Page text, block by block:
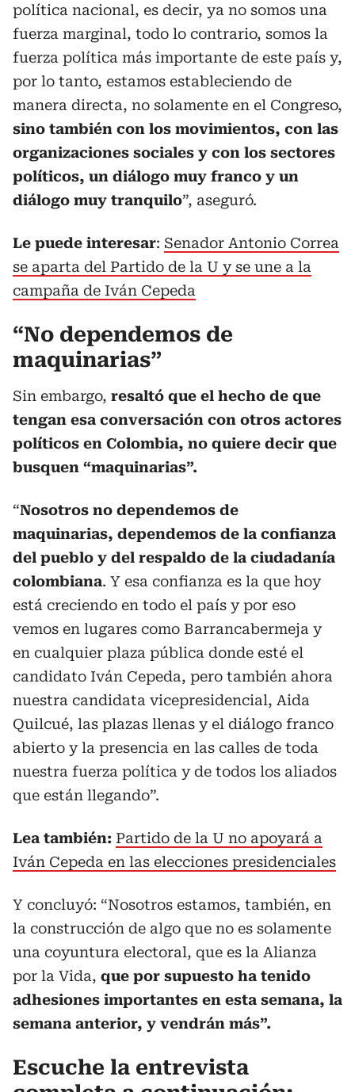
política nacional, es decir, ya no somos una
fuerza marginal, todo lo contrario, somos la
fuerza política más importante de este país y,
por lo tanto, estamos estableciendo de
manera directa, no solamente en el Congreso,
sino también con los movimientos, con las
organizaciones sociales y con los sectores
políticos, un diálogo muy franco y un
diálogo muy tranquilo”, aseguró.
Le puede interesar: Senador Antonio Correa
se aparta del Partido de la U y se une a la
campaña de Iván Cepeda
“No dependemos de
maquinarias”
Sin embargo, resaltó que el hecho de que
tengan esa conversación con otros actores
políticos en Colombia, no quiere decir que
busquen “maquinarias”.
“Nosotros no dependemos de
maquinarias, dependemos de la confianza
del pueblo y del respaldo de la ciudadanía
colombiana. Y esa confianza es la que hoy
está creciendo en todo el país y por eso
vemos en lugares como Barrancabermeja y
en cualquier plaza pública donde esté el
candidato Iván Cepeda, pero también ahora
nuestra candidata vicepresidencial, Aida
Quilcué, las plazas llenas y el diálogo franco
abierto y la presencia en las calles de toda
nuestra fuerza política y de todos los aliados
que están llegando”.
Lea también: Partido de la U no apoyará a
Iván Cepeda en las elecciones presidenciales
Y concluyó: “Nosotros estamos, también, en
la construcción de algo que no es solamente
una coyuntura electoral, que es la Alianza
por la Vida, que por supuesto ha tenido
adhesiones importantes en esta semana, la
semana anterior, y vendrán más”.
Escuche la entrevista